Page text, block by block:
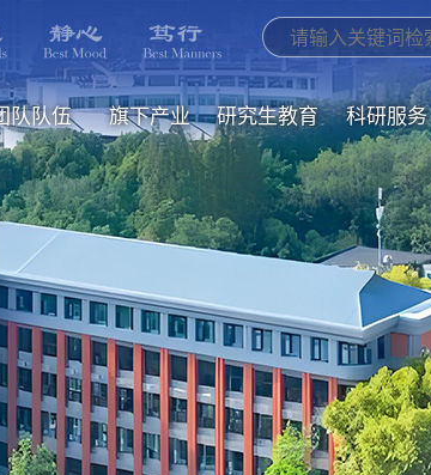
太阳集团(Macau)股份有限公司-
队队伍 旗下产业 研究生教育 科研服务